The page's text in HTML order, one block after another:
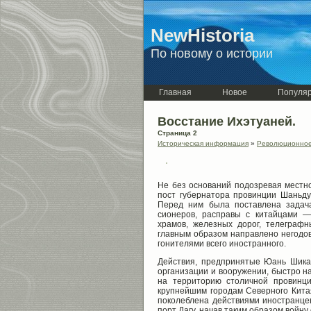
NewHistoria
По новому о истории
Главная Новое
Восстание Ихэтуаней.
Страница 2
Историческая информация »
Не без оснований подозревая
пост губернатора провинции
Перед ним была поставлена
сионеров, расправы с китайцами —
храмов, железных до­рог,
главным образом направлено
гони­телями всего иностранного.
Действия, предпринятые Юань
организации и во­оружении, быстро
на территорию столичной
крупнейшим городам Северного
поколеблена дей­ствиями